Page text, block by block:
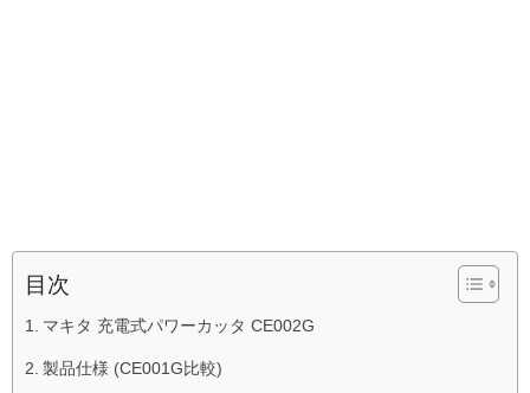
目次
マキタ 充電式パワーカッタ CE002G
製品仕様 (CE001G比較)